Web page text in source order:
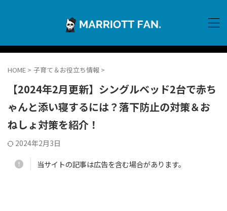
HOME > 子育て＆お役立ち情報 >
【2024年2月更新】シングルベッド2台で赤ち
ゃんと添い寝するには？落下防止の対策＆お
ねしょ対策を紹介！
2024年2月3日
当サイトの記事は広告を含む場合があります。